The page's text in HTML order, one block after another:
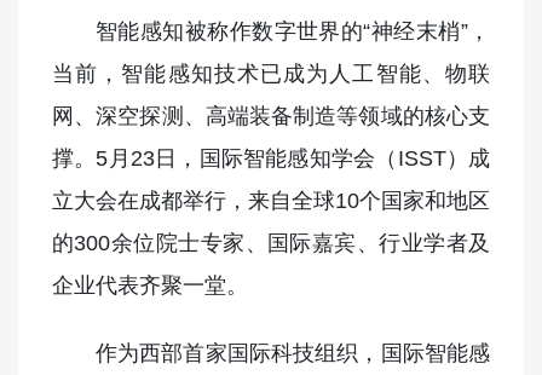
智能感知被称作数字世界的“神经末梢”，
当前，智能感知技术已成为人工智能、物联
网、深空探测、高端装备制造等领域的核心支
撑。5月23日，国际智能感知学会（ISST）成
立大会在成都举行，来自全球10个国家和地区
的300余位院士专家、国际嘉宾、行业学者及
企业代表齐聚一堂。
作为西部首家国际科技组织，国际智能感